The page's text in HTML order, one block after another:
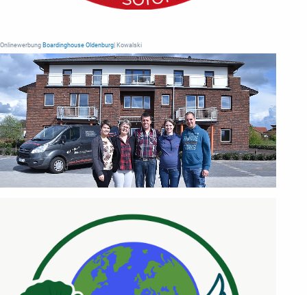
Onlinewerbung Boardinghouse Oldenburg | Kowalski